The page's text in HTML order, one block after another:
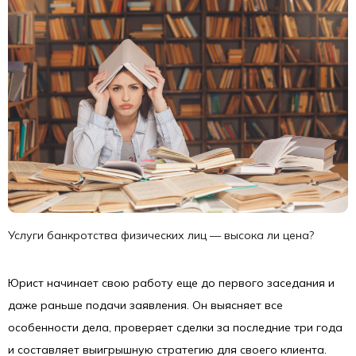
Услуги банкротства физических лиц — высока ли цена?
Юрист начинает свою работу еще до первого заседания и
даже раньше подачи заявления. Он выясняет все
особенности дела, проверяет сделки за последние три года
и составляет выигрышную стратегию для своего клиента.